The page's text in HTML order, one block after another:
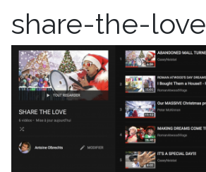
share-the-love